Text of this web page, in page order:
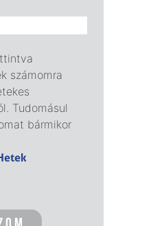
számomra
Tudomásul
bármikor